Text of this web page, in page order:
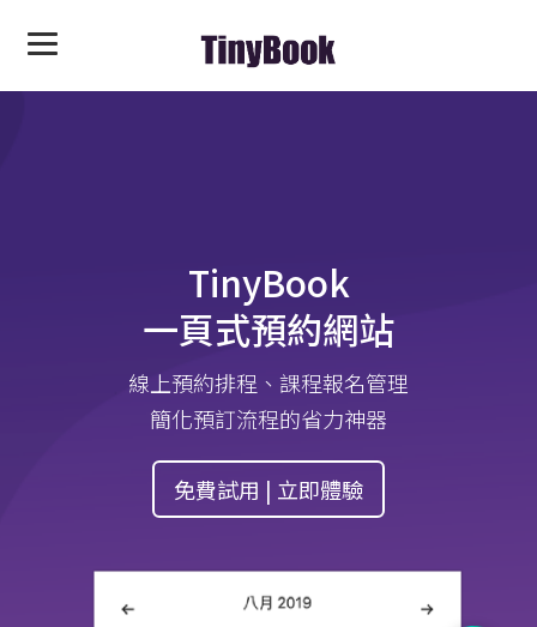
TinyBook
一頁式預約網站
線上預約排程、課程報名管理
簡化預訂流程的省力神器
免費試用 | 立即體驗